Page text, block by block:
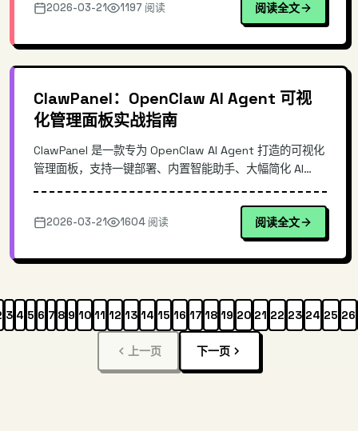
力可视化等方面，为企业官网建设提供参考。
2026-03-21 1197 阅读 阅读全文
ClawPanel：OpenClaw AI Agent 可视
化管理面板实战指南
ClawPanel 是一款专为 OpenClaw AI Agent 打造的可视化
管理面板，支持一键部署、内置智能助手、大幅简化 AI
能与实操流程，帮助开发者快速上手高效的 AI Agent 管理
体验。
2026-03-21 1604 阅读 阅读全文
上一页
3 4 5 6 7 8 9 10 11 12 13 14 15 16 17 18 19 20 21 22 23 24 25 26
下一页